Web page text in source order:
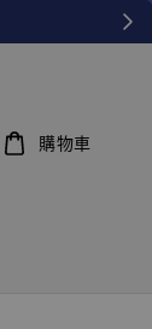
購物車